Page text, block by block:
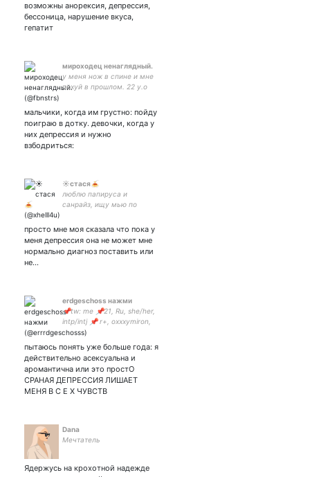
возможны анорексия, депрессия,
бессоница, нарушение вкуса,
гепатит
мироходец ненаглядный.
у меня нож в спине и мне
похуй в прошлом. 22 y.o
мальчики, когда им грустно: пойду
поиграю в дотку. девочки, когда у
них депрессия и нужно
взбодриться:
☀стася🍝
люблю папируса и
санрайз, ищу мью по
рисую картинки:
просто мне моя сказала что пока у
меня депрессия она не может мне
нормально диагноз поставить или
не…
erdgeschoss нажми
📌tw: me 📌21, Ru, she/her,
intp/intj 📌 r+, oxxxymiron,
fantastic beasts usw. 📌
пытаюсь понять уже больше года: я
действительно асексуальна и
аромантична или это простО
СРАНАЯ ДЕПРЕССИЯ ЛИШАЕТ
МЕНЯ В С Е Х ЧУВСТВ
Dana
Мечтатель
Ядержусь на крохотной надежде